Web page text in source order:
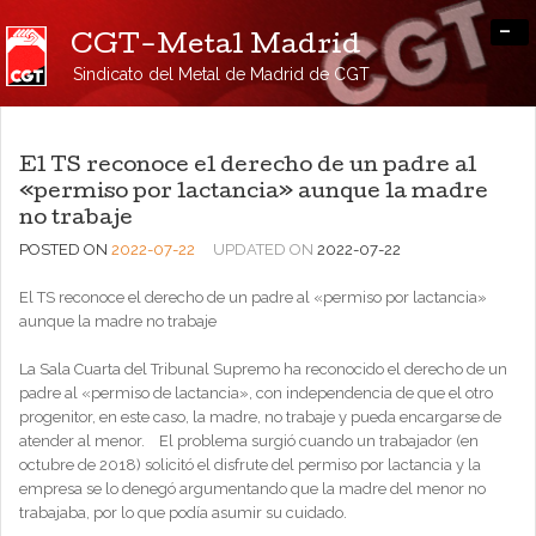
CGT-Metal Madrid
Sindicato del Metal de Madrid de CGT
-
El TS reconoce el derecho de un padre al
«permiso por lactancia» aunque la madre
no trabaje
POSTED ON 2022-07-22 UPDATED ON 2022-07-22
El TS reconoce el derecho de un padre al «permiso por lactancia»
aunque la madre no trabaje
La Sala Cuarta del Tribunal Supremo ha reconocido el derecho de un
padre al «permiso de lactancia», con independencia de que el otro
progenitor, en este caso, la madre, no trabaje y pueda encargarse de
atender al menor. El problema surgió cuando un trabajador (en
octubre de 2018) solicitó el disfrute del permiso por lactancia y la
empresa se lo denegó argumentando que la madre del menor no
trabajaba, por lo que podía asumir su cuidado.